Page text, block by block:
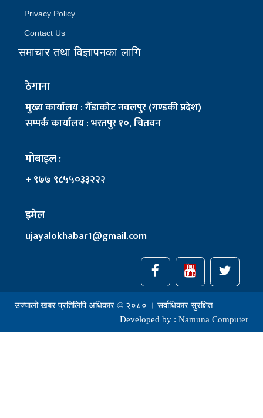
Privacy Policy
Contact Us
समाचार तथा विज्ञापनका लागि
ठेगाना
मुख्य कार्यालय : गैँडाकोट नवलपुर (गण्डकी प्रदेश)
सम्पर्क कार्यालय : भरतपुर १०, चितवन
मोबाइल :
+ ९७७ ९८५५०३३२२२
इमेल
ujayalokhabar1@gmail.com
उज्यालो खबर प्रतिलिपि अधिकार © २०८० । सर्वाधिकार सुरक्षित
Developed by : Namuna Computer